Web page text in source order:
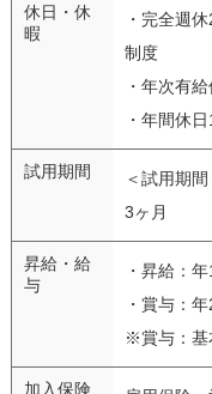
休日・休
暇
・完全週
制度
・年次有
・年間休
試用期間
＜試用期間
3ヶ月
昇給・給
与
・昇給：
・賞与：
※賞与：基
加入保険